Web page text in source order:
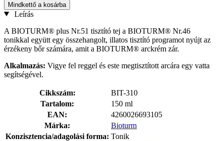
Mindkettő a kosárba
Leírás
A BIOTURM® plus Nr.51 tisztító tej a BIOTURM® Nr.46
tonikkal együtt egy összehangolt, illatos tisztító programot nyújt az
érzékeny bőr számára, amit a BIOTURM® arckrém zár.
Alkalmazás: Vigye fel reggel és este megtisztított arcára egy vatta
segítségével.
Cikkszám:
BIT-310
Tartalom:
150 ml
EAN:
4260026693105
Márka:
Bioturm
Konzisztencia/adagolási forma: Tonik